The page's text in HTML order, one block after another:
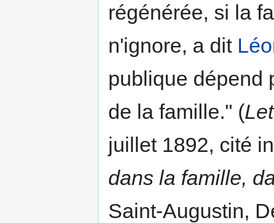
régénérée, si la
n'ignore, a dit
publique dépend
de la famille." (
juillet 1892, cité
dans la famille,
Saint-Augustin,